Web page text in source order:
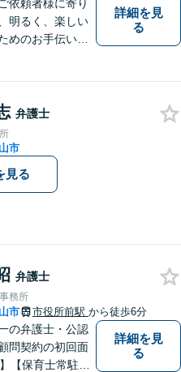
依頼者様に寄り
明るく、楽しい
めのお手伝いを
詳細を見
る
弁護士
市
見る
弁護士
務所
市 市役所前駅 から徒歩6分
の弁護士・公認
問契約の初回面
【保育士常駐】
詳細を見
る